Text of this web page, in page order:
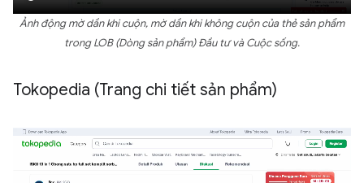
Ảnh động mờ dần khi cuộn, mờ dần khi không cuộn của thẻ sản phẩm
trong LOB (Dòng sản phẩm) Đầu tư và Cuộc sống.
Tokopedia (Trang chi tiết sản phẩm)